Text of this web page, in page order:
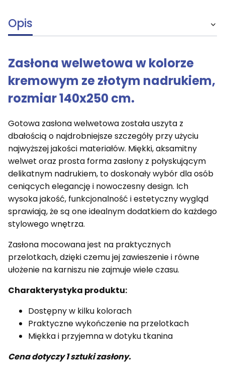
Opis
Zasłona welwetowa w kolorze
kremowym ze złotym nadrukiem,
rozmiar 140x250 cm.
Gotowa zasłona welwetowa została uszyta z
dbałością o najdrobniejsze szczegóły przy użyciu
najwyższej jakości materiałów. Miękki, aksamitny
welwet oraz prosta forma zasłony z połyskującym
delikatnym nadrukiem, to doskonały wybór dla osób
ceniących elegancję i nowoczesny design. Ich
wysoka jakość, funkcjonalność i estetyczny wygląd
sprawiają, że są one idealnym dodatkiem do każdego
stylowego wnętrza.
Zasłona mocowana jest na praktycznych
przelotkach, dzięki czemu jej zawieszenie i równe
ułożenie na karniszu nie zajmuje wiele czasu.
Charakterystyka produktu:
Dostępny w kilku kolorach
Praktyczne wykończenie na przelotkach
Miękka i przyjemna w dotyku tkanina
Cena dotyczy 1 sztuki zasłony.